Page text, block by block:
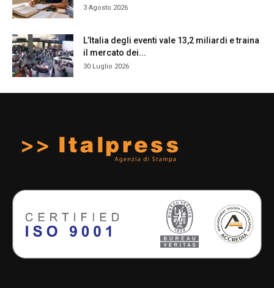
3 Agosto 2026
L’Italia degli eventi vale 13,2 miliardi e traina
il mercato dei...
30 Luglio 2026